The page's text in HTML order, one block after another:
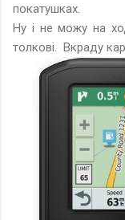
покатушках.
Ну і не можу на
толкові. Вкраду